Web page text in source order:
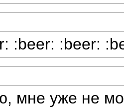
:beer: :beer:
мне уже не